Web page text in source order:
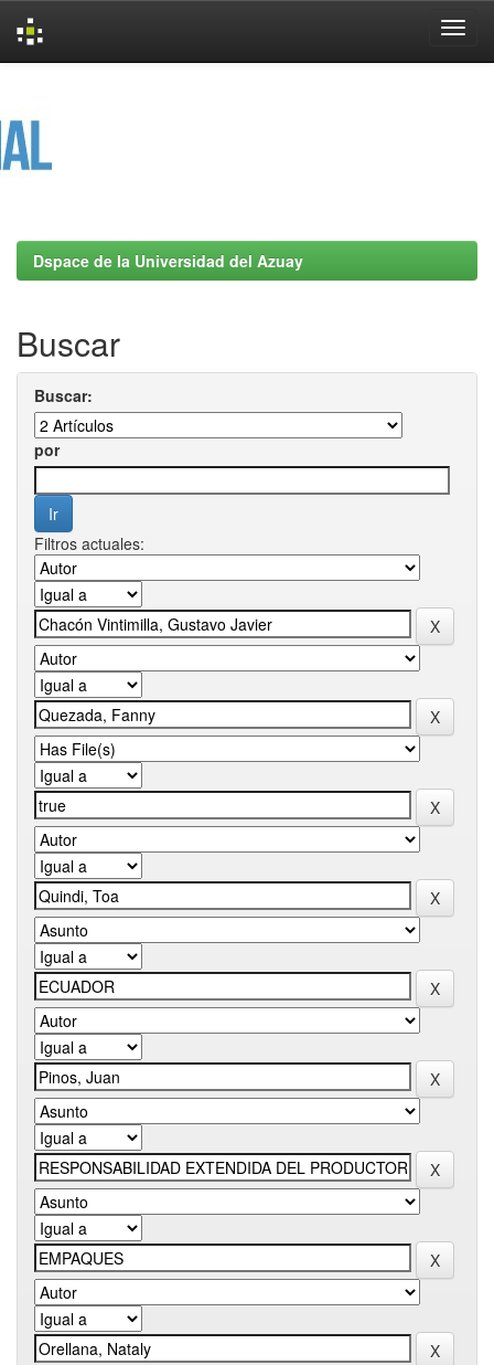
Dspace de la Universidad del Azuay
Buscar
Buscar:
por
Filtros actuales: